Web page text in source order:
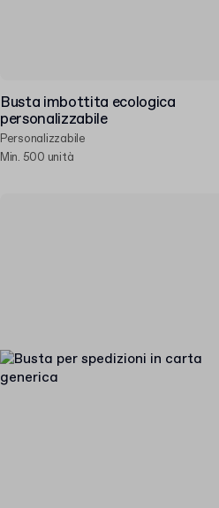
Busta imbottita ecologica
personalizzabile
Personalizzabile
Min. 500 unità